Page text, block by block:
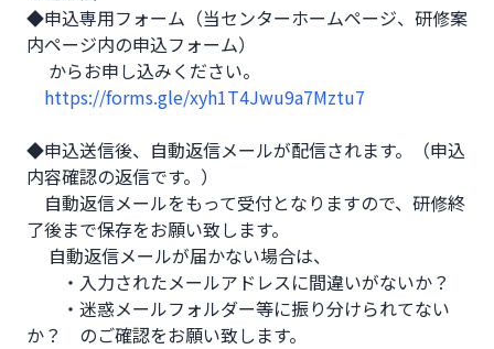
◆申込専用フォーム（当センターホームページ、研修案
内ページ内の申込フォーム）
からお申し込みください。
https://forms.gle/xyh1T4Jwu9a7Mztu7
◆申込送信後、自動返信メールが配信されます。（申込
内容確認の返信です。）
自動返信メールをもって受付となりますので、研修終
了後まで保存をお願い致します。
自動返信メールが届かない場合は、
・入力されたメールアドレスに間違いがないか？
・迷惑メールフォルダー等に振り分けられてない
か？　のご確認をお願い致します。